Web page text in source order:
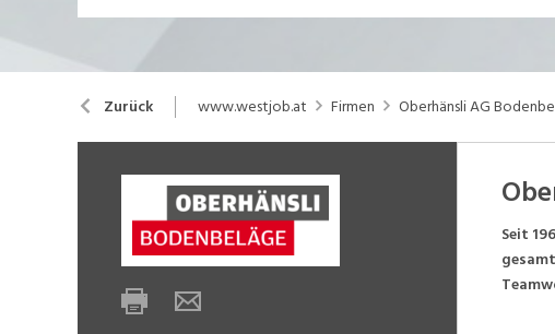
Zurück www.westjob.at Firmen Oberhänsli AG
Seit